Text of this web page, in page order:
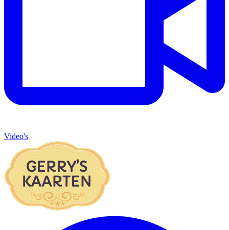
Video's